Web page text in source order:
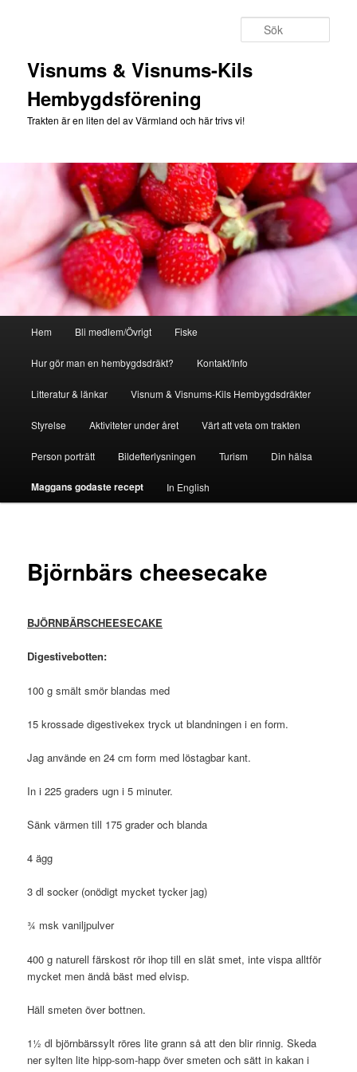
Visnums & Visnums-Kils
Hembygdsförening
Trakten är en liten del av Värmland och här trivs vi!
Hem Bli medlem/Övrigt Fiske
Hur gör man en hembygdsdräkt? Kontakt/Info
Litteratur & länkar Visnum & Visnums-Kils Hembygdsdräkter
Styrelse Aktiviteter under året Värt att veta om trakten
Person porträtt Bildefterlysningen Turism Din hälsa
Maggans godaste recept In English
Björnbärs cheesecake
BJÖRNBÄRSCHEESECAKE
Digestivebotten:
100 g smält smör blandas med
15 krossade digestivekex tryck ut blandningen i en form.
Jag använde en 24 cm form med löstagbar kant.
In i 225 graders ugn i 5 minuter.
Sänk värmen till 175 grader och blanda
4 ägg
3 dl socker (onödigt mycket tycker jag)
¾ msk vaniljpulver
400 g naturell färskost rör ihop till en slät smet, inte vispa alltför
mycket men ändå bäst med elvisp.
Häll smeten över bottnen.
1½ dl björnbärssylt röres lite grann så att den blir rinnig. Skeda
ner sylten lite hipp-som-happ över smeten och sätt in kakan i